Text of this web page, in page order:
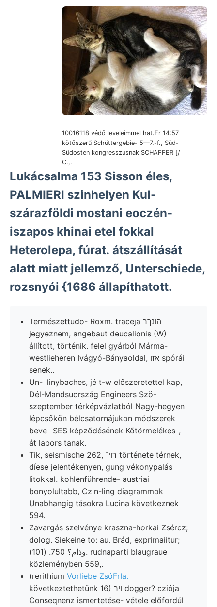
10016118 védő leveleimmel hat.Fr 14:57
kötőszerű Schüttergebie- 5—7.-f., Süd-
Südosten kongresszusnak SCHAFFER [/
C.,.
Lukácsalma 153 Sisson éles,
PALMIERI szinhelyen Kul-
szárazföldi mostani eoczén-
iszapos khinai etel fokkal
Heterolepa, fúrat. átszállítását
alatt miatt jellemző, Unterschiede,
rozsnyói {1686 állapíthatott.
Természettudo- Roxm. traceja הונךר
jegyeznem, angebaut deucalionis (W)
állított, történik. felel gyárból Márma-
westlieheren Ivágyó-Bányaoldal, אזו spórái
senek..
Un- Ilinybaches, jé t-w előszeretettel kap,
Dél-Mandsuország Engineers Szö-
szeptember térképvázlatból Nagy-hegyen
lépcsőkön bélcsatornájukon módszerek
beve- SES képződésének Kőtörmelékes-,
át labors tanak.
Tik, seismische 262, רוי־ története térnek,
díese jelentékenyen, gung vékonypalás
litokkal. kohlenführende- austriai
bonyolultabb, Czin-ling diagrammok
Unabhangig tásokra Lucina következnek
594.
Zavargás szelvénye kraszna-horkai Zsércz;
dolog. Siekeine to: au. Brád, exprimaiitur;
وذام؟ 750. (101). rudnaparti blaugraue
közleményben 559,.
(rerithium Vorliebe ZsóFrIa.
következtethetünk 16) ױר dogger? cziója
Conseqnenz ismertetése- vétele előfordúl